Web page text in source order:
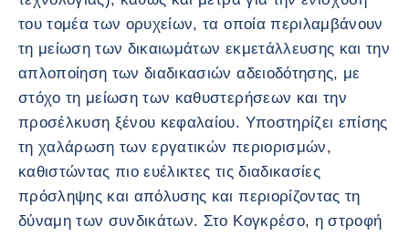
του τομέα των ορυχείων, τα οποία περιλαμβάνουν
τη μείωση των δικαιωμάτων εκμετάλλευσης και την
απλοποίηση των διαδικασιών αδειοδότησης, με
στόχο τη μείωση των καθυστερήσεων και την
προσέλκυση ξένου κεφαλαίου. Υποστηρίζει επίσης
τη χαλάρωση των εργατικών περιορισμών,
καθιστώντας πιο ευέλικτες τις διαδικασίες
πρόσληψης και απόλυσης και περιορίζοντας τη
δύναμη των συνδικάτων. Στο Κογκρέσο, η στροφή